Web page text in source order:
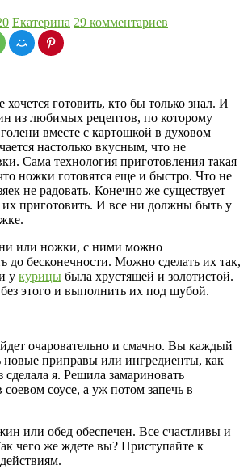
Екатерина 29 комментариев
хочется готовить, кто бы только знал. И
из любимых рецептов, по которому
вместе с картошкой в духовом
настолько вкусным, что не
Сама технология приготовления такая
ножки готовятся еще и быстро. Что не
не радовать. Конечно же существует
их приготовить. И все ни должны быть у
или ножки, с ними можно
до бесконечности. Можно сделать их так,
у курицы была хрустящей и золотистой.
этого и выполнить их под шубой.
очаровательно и смачно. Вы каждый
новые приправы или ингредиенты, как
сделала я. Решила замариновать
соевом соусе, а уж потом запечь в
или обед обеспечен. Все счастливы и
чего же ждете вы? Приступайте к